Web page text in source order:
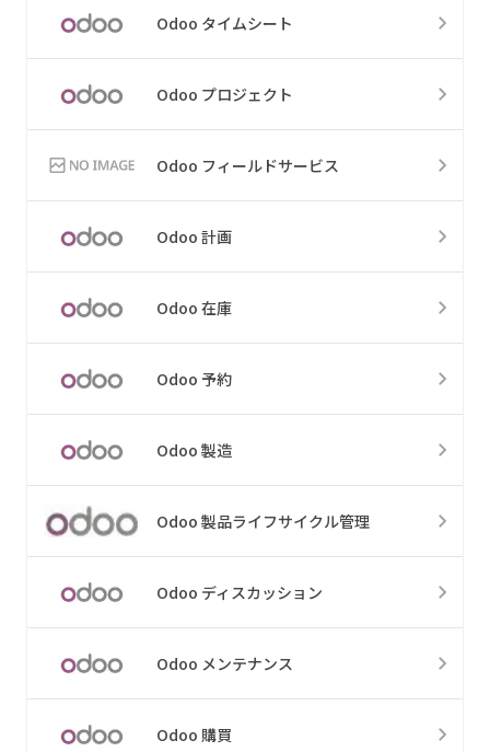
Odoo タイムシート
Odoo プロジェクト
Odoo フィールドサービス
Odoo 計画
Odoo 在庫
Odoo 予約
Odoo 製造
Odoo 製品ライフサイクル管理
Odoo ディスカッション
Odoo メンテナンス
Odoo 購買